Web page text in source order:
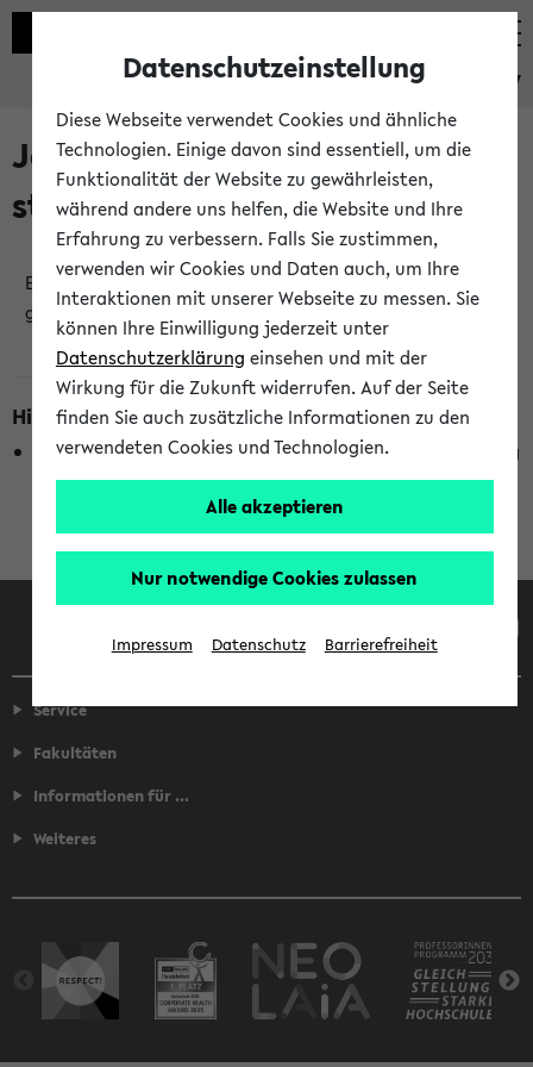
eKVV
Jetzt und in Kürze
stattfindende Veranstaltungen
Es wurden keine jetzt stattfindenden Veranstaltungen
gefunden!
Hinweise zur Liste
Die Anzeige ist semesterübergreifend und nicht abhängig
vom im eKVV gewählten Semester.
Facebook Instagram LinkedIn TikTok
Service
Fakultäten
Informationen für ...
Weiteres
Datenschutzeinstellung
Diese Webseite verwendet Cookies und ähnliche
Technologien. Einige davon sind essentiell, um die
Funktionalität der Website zu gewährleisten,
während andere uns helfen, die Website und Ihre
Erfahrung zu verbessern. Falls Sie zustimmen,
verwenden wir Cookies und Daten auch, um Ihre
Interaktionen mit unserer Webseite zu messen. Sie
können Ihre Einwilligung jederzeit unter
Datenschutzerklärung einsehen und mit der
Wirkung für die Zukunft widerrufen. Auf der Seite
finden Sie auch zusätzliche Informationen zu den
verwendeten Cookies und Technologien.
Alle akzeptieren
Nur notwendige Cookies zulassen
Impressum Datenschutz Barrierefreiheit